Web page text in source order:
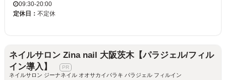
09:30-20:00
定休日： 不定休
ネイルサロン Zina nail 大阪茨木【パラジェル/フィル
イン導入】
ネイルサロン ジーナネイル オオサカイバラキ パラジェル フィルイン